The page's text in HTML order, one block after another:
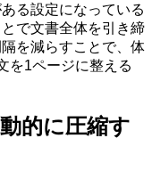
る設定になっている
で文書全体を引き締
を減らすことで、体
を1ページに整える
的に圧縮す